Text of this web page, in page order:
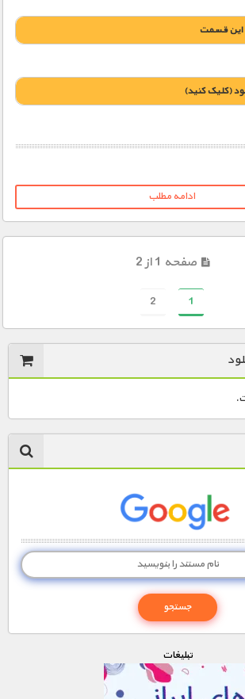
این قسمت
(کليک کنيد)
ادامه مطلب
صفحه 1 از 2
1
2
تبليغات